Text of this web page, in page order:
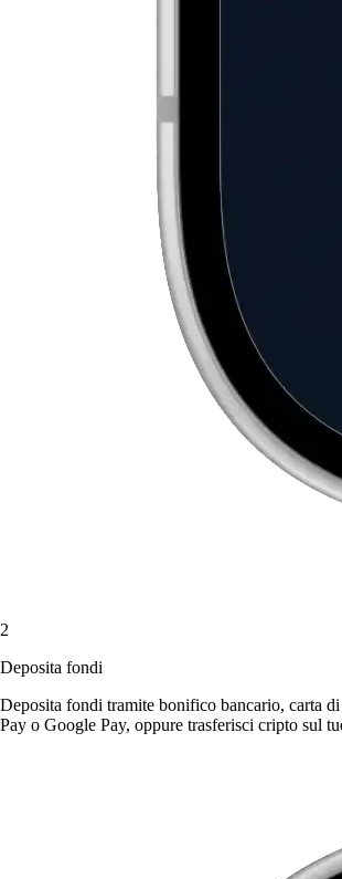
2
Deposita fondi
Deposita fondi tramite bonifico bancario, carta
Pay o Google Pay, oppure trasferisci cripto sul